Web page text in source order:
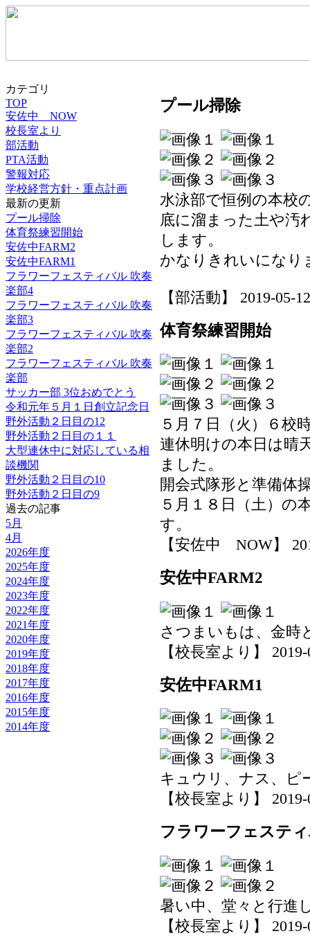
カテゴリ
TOP
安佐中 NOW
校長室より
部活動
PTA活動
警報対応
学校経営方針・重点計画
最新の更新
プール掃除
体育祭練習開始
安佐中FARM2
安佐中FARM1
フラワーフェスティバル 吹奏
楽部4
フラワーフェスティバル 吹奏
楽部3
フラワーフェスティバル 吹奏
楽部2
フラワーフェスティバル 吹奏
楽部
サッカー部 3位おめでとう
令和元年５月１日創立記念日
野外活動２日目の12
野外活動２日目の１１
大型連休中に対応している相
談機関
野外活動２日目の10
野外活動２日目の9
過去の記事
5月
4月
2026年度
2025年度
2024年度
2023年度
2022年度
2021年度
2020年度
2019年度
2018年度
2017年度
2016年度
2015年度
2014年度
プール掃除
水泳部で恒例の本校
底に溜まった土や汚
します。
かなりきれいになり
【部活動】 2019-05-
体育祭練習開始
５月７日（火）６校
連休明けの本日は晴
ました。
開会式隊形と準備体
５月１８日（土）の
す。
【安佐中 NOW】
安佐中FARM2
さつまいもは、金時
【校長室より】
安佐中FARM1
キュウリ、ナス、ピ
【校長室より】
フラワーフェステ
暑い中、堂々と行進
【校長室より】